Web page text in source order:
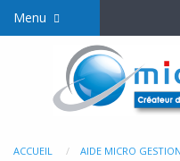
Menu
ACCUEIL AIDE MICRO GESTION